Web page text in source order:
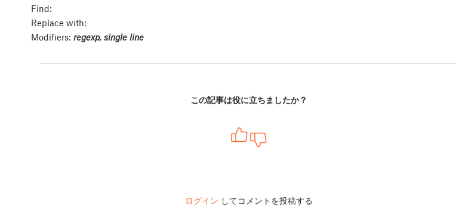
Find:
Replace with:
Modifiers: regexp, single line
この記事は役に立ちましたか？
ログイン してコメントを投稿する